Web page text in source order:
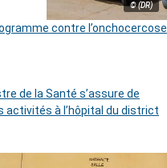
© (DR)
contre l’onchocercose
de la Santé s’assure de
activités à l’hôpital du district